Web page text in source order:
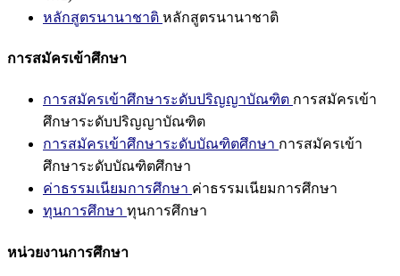
หลักสูตรนานาชาติ หลักสูตรนานาชาติ
การสมัครเข้าศึกษา
การสมัครเข้าศึกษาระดับปริญญาบัณฑิต การสมัครเข้า
ศึกษาระดับปริญญาบัณฑิต
การสมัครเข้าศึกษาระดับบัณฑิตศึกษา การสมัครเข้า
ศึกษาระดับบัณฑิตศึกษา
ค่าธรรมเนียมการศึกษา ค่าธรรมเนียมการศึกษา
ทุนการศึกษา ทุนการศึกษา
หน่วยงานการศึกษา